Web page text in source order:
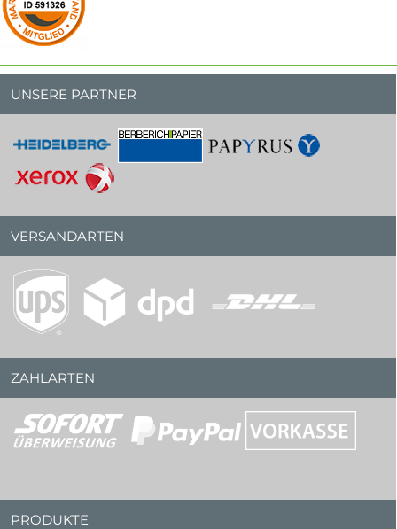
UNSERE PARTNER
VERSANDARTEN
ZAHLARTEN
PRODUKTE